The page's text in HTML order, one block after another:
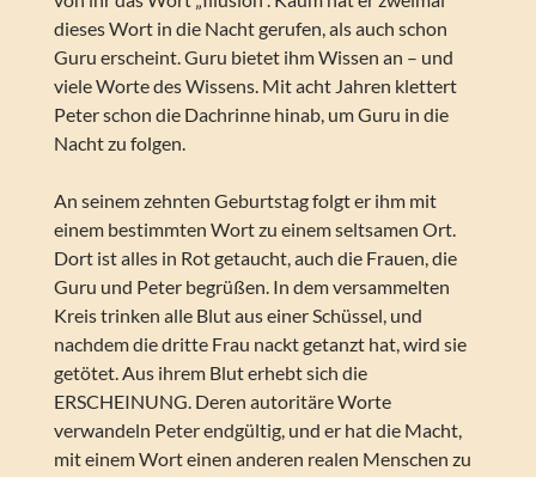
dieses Wort in die Nacht gerufen, als auch schon
Guru erscheint. Guru bietet ihm Wissen an – und
viele Worte des Wissens. Mit acht Jahren klettert
Peter schon die Dachrinne hinab, um Guru in die
Nacht zu folgen.
An seinem zehnten Geburtstag folgt er ihm mit
einem bestimmten Wort zu einem seltsamen Ort.
Dort ist alles in Rot getaucht, auch die Frauen, die
Guru und Peter begrüßen. In dem versammelten
Kreis trinken alle Blut aus einer Schüssel, und
nachdem die dritte Frau nackt getanzt hat, wird sie
getötet. Aus ihrem Blut erhebt sich die
ERSCHEINUNG. Deren autoritäre Worte
verwandeln Peter endgültig, und er hat die Macht,
mit einem Wort einen anderen realen Menschen zu